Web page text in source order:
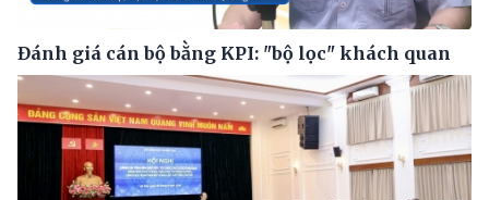
Đánh giá cán bộ bằng KPI: "bộ lọc" khách quan